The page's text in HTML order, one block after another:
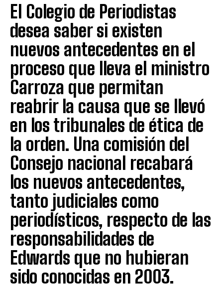
El Colegio de Periodistas
desea saber si existen
nuevos antecedentes en el
proceso que lleva el ministro
Carroza que permitan
reabrir la causa que se llevó
en los tribunales de ética de
la orden. Una comisión del
Consejo nacional recabará
los nuevos antecedentes,
tanto judiciales como
periodísticos, respecto de las
responsabilidades de
Edwards que no hubieran
sido conocidas en 2003.